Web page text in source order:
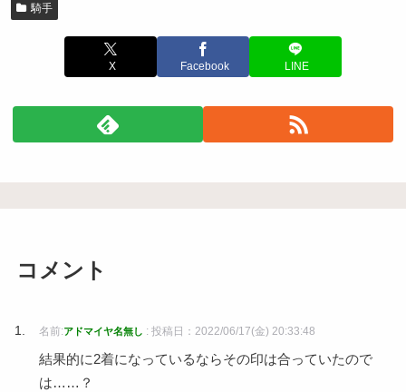
騎手
X Facebook LINE
コメント
名前:アドマイヤ名無し : 投稿日：2022/06/17(金) 20:33:48
結果的に2着になっているならその印は合っていたので
は……？